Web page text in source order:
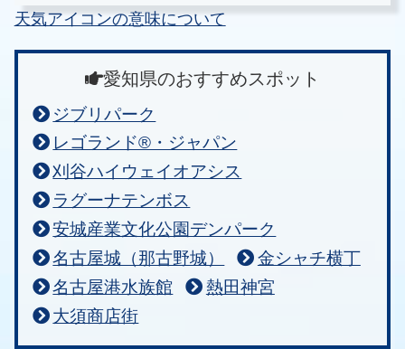
天気アイコンの意味について
愛知県のおすすめスポット
ジブリパーク
レゴランド®・ジャパン
刈谷ハイウェイオアシス
ラグーナテンボス
安城産業文化公園デンパーク
名古屋城（那古野城）
金シャチ横丁
名古屋港水族館
熱田神宮
大須商店街